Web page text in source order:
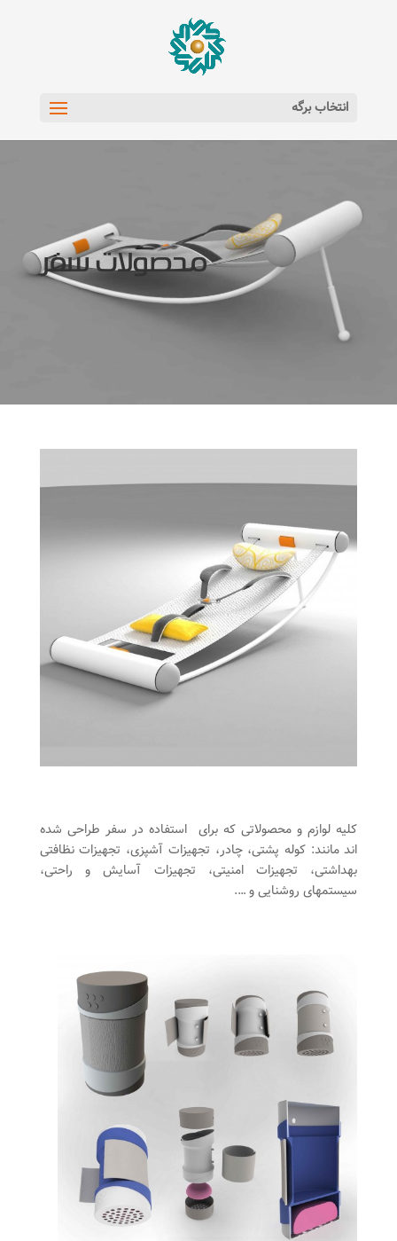
انتخاب برگه
محصولات سفر
کلیه لوازم و محصولاتی که برای استفاده در سفر طراحی شده
اند مانند: کوله پشتی، چادر، تجهیزات آشپزی، تجهیزات نظافتی
بهداشتی، تجهیزات امنیتی، تجهیزات آسایش و راحتی،
سیستمهای روشنایی و ….